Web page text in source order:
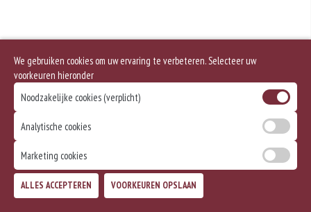
We gebruiken cookies om uw ervaring te verbeteren. Selecteer uw
voorkeuren hieronder
Noodzakelijke cookies (verplicht)
Analytische cookies
Marketing cookies
ALLES ACCEPTEREN VOORKEUREN OPSLAAN